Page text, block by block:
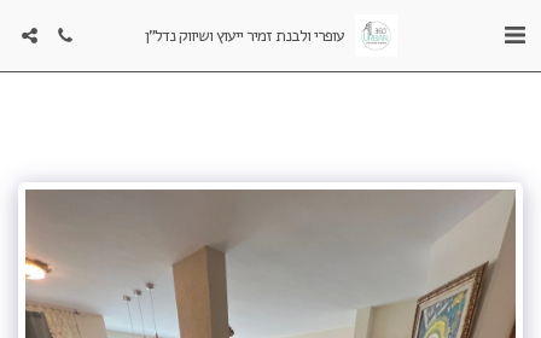
עופרי ולבנת זמיר ייעוץ ושיווק נדל"ן